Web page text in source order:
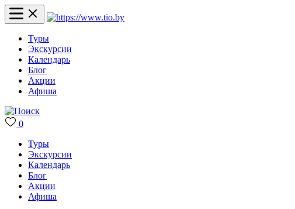
Туры
Экскурсии
Календарь
Блог
Акции
Афиша
0
Туры
Экскурсии
Календарь
Блог
Акции
Афиша